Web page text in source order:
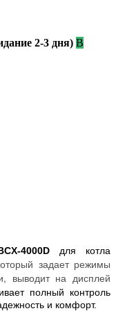
2-3 дня) В
4000Dдля котла
задает режимы
выводит на дисплей
полный контроль
и комфорт.